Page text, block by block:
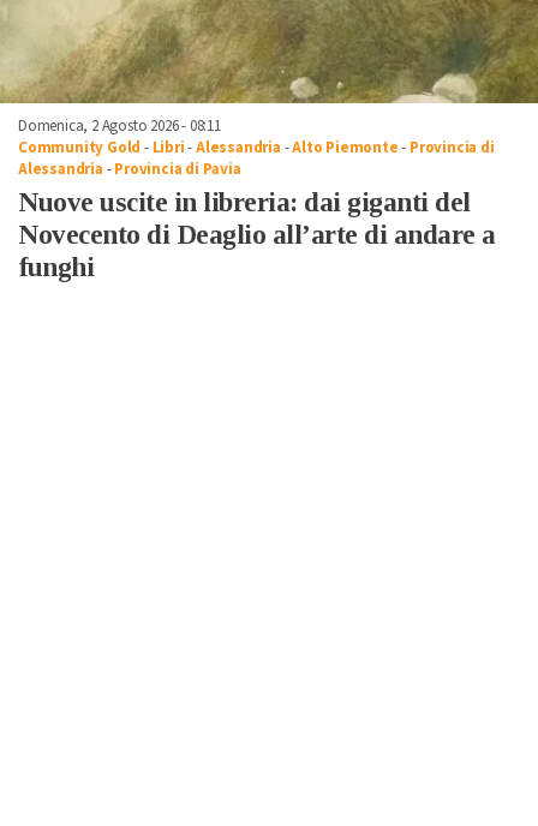
Domenica, 2 Agosto 2026 - 08:11
Community Gold - Libri-Alessandria -Alto Piemonte- Provincia di
Alessandria -Provincia di Pavia
Nuove uscite in libreria: dai giganti del
Novecento di Deaglio all’arte di andare a
funghi